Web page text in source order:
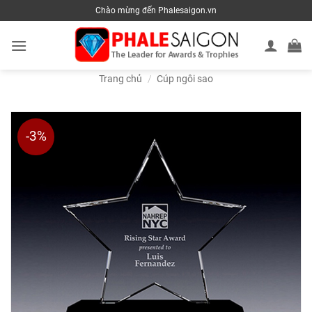
to
content
Chào mừng đến Phalesaigon.vn
Trang chủ / Cúp ngôi sao
-3%